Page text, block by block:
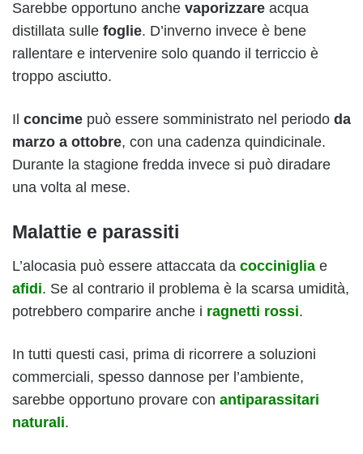
Sarebbe opportuno anche vaporizzare acqua
distillata sulle foglie. D’inverno invece è bene
rallentare e intervenire solo quando il terriccio è
troppo asciutto.
Il concime può essere somministrato nel periodo da
marzo a ottobre, con una cadenza quindicinale.
Durante la stagione fredda invece si può diradare
una volta al mese.
Malattie e parassiti
L’alocasia può essere attaccata da cocciniglia e
afidi. Se al contrario il problema è la scarsa umidità,
potrebbero comparire anche i ragnetti rossi.
In tutti questi casi, prima di ricorrere a soluzioni
commerciali, spesso dannose per l’ambiente,
sarebbe opportuno provare con antiparassitari
naturali.